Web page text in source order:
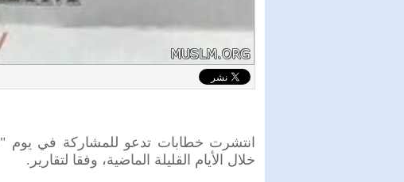
انتشرت خطابات تدعو للمشاركة في يوم
خلال الأيام القليلة الماضية، وفقا لتقارير.